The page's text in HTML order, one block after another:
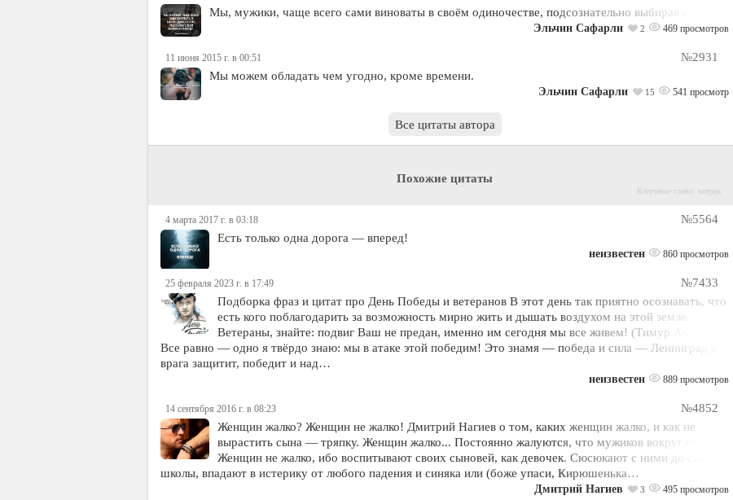
Мы, мужики, чаще всего сами виноваты в своём одиночестве, подсознательно выбирая свободу.
Эльчин Сафарли 2 469 просмотров
11 июня 2015 г. в 00:51
№2931
Мы можем обладать чем угодно, кроме времени.
Эльчин Сафарли 15 541 просмотр
Все цитаты автора
Похожие цитаты
Ключевое слово: вперед
4 марта 2017 г. в 03:18
№5564
Есть только одна дорога — вперед!
неизвестен 860 просмотров
25 февраля 2023 г. в 17:49
№7433
Подборка фраз и цитат про День Победы и ветеранов В этот день так приятно осознавать, что
есть кого поблагодарить за возможность мирно жить и дышать воздухом на этой земле.
Ветераны, знайте: подвиг Ваш не предан, именно им сегодня мы все живем! (Тимур Акиев)
Все равно — одно я твёрдо знаю: мы в атаке этой победим! Это знамя — победа и сила — Ленинград от
врага защитит, победит и над…
неизвестен 889 просмотров
14 сентября 2016 г. в 08:23
№4852
Женщин жалко? Женщин не жалко! Дмитрий Нагиев о том, каких женщин жалко, и как не
вырастить сына — тряпку. Женщин жалко... Постоянно жалуются, что мужиков вокруг нет.
Женщин не жалко, ибо воспитывают своих сыновей, как девочек. Сюсюкают с ними до самой
школы, впадают в истерику от любого падения и синяка или (боже упаси, Кирюшенька…
Дмитрий Нагиев 3 495 просмотров